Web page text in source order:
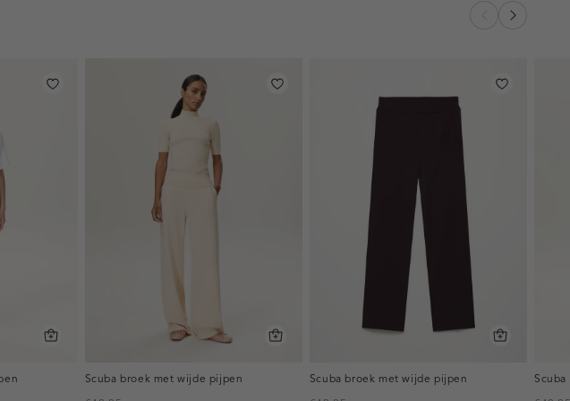
Scuba broek met wijde pijpen
Scuba broek met wijde pijpen